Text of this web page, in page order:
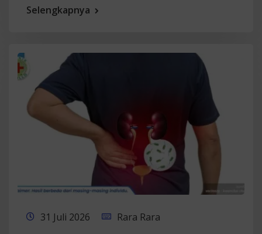
Selengkapnya
31 Juli 2026 Rara Rara